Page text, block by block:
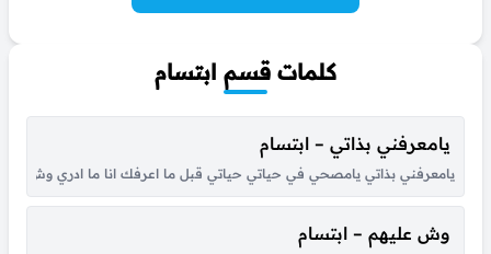
كلمات قسم ابتسام
يامعرفني بذاتي – ابتسام
يامعرفني بذاتي يامصحي في حياتي حياتي قبل ما اعرفك انا ما ادري وش
وش عليهم – ابتسام